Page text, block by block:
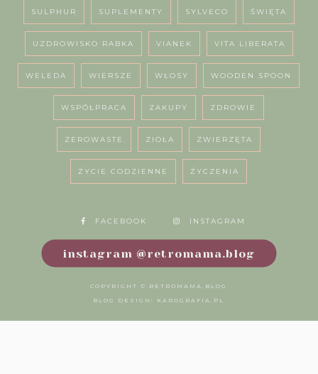
SULPHUR SUPLEMENTY SYLVECO ŚWIĘTA
UZDROWISKO RABKA VIANEK VITA LIBERATA
WELEDA WIERSZE WŁOSY WOODEN SPOON
WSPÓŁPRACA ZAKUPY ZDROWIE
ZEROWASTE ZIOŁA ZWIERZĘTA
ŻYCIE CODZIENNE ŻYCZENIA
FACEBOOK INSTAGRAM
instagram @retromama.blog
COPYRIGHT © RETROMAMA.BLOG
BLOG DESIGN: KAROGRAFIA.PL